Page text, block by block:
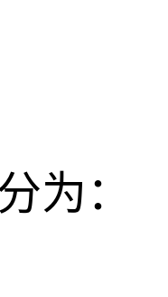
为：